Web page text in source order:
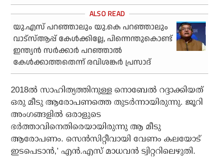
യു.എസ് പറഞ്ഞാലും യു.കെ പറഞ്ഞാലും
വാട്‌സ്ആപ്പ് കേള്‍ക്കില്ലേ, പിന്നെന്തുകൊണ്ട്
ഇന്ത്യന്‍ സര്‍ക്കാര്‍ പറഞ്ഞാല്‍
കേള്‍ക്കാത്തതെന്ന് രവിശങ്കര്‍ പ്രസാദ്
2018ല്‍ സാഹിത്യത്തിനുള്ള നൊബേല്‍ റദ്ദാക്കിയത്
ഒരു മീടു ആരോപണത്തെ തുടര്‍ന്നായിരുന്നു. ജൂറി
അംഗങ്ങളില്‍ ഒരാളുടെ
ഭര്‍ത്താവിനെതിരെയായിരുന്നു ആ മീടു
ആരോപണം. സെന്‍സിറ്റീവായി വേണം കലയോട്
ഇടപെടാന്‍,’ എന്‍.എസ് മാധവന്‍ ട്വിറ്ററിലെഴുതി.